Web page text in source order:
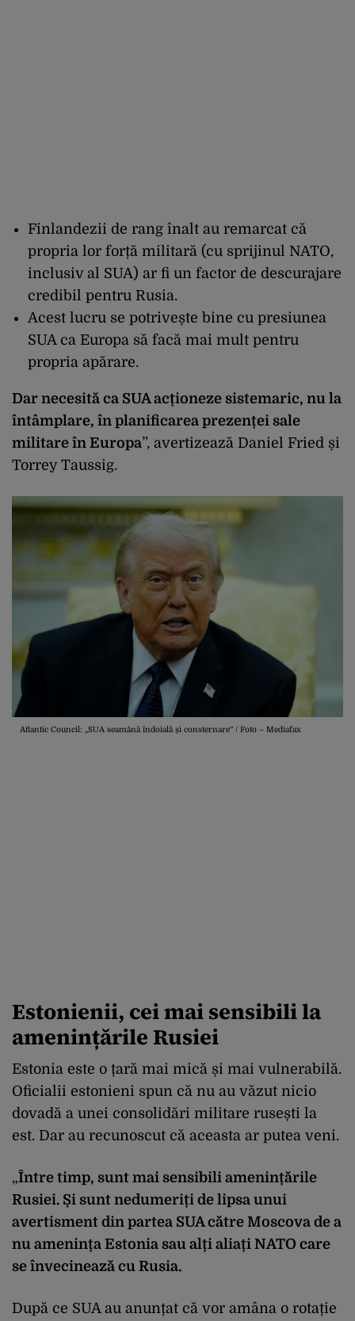
Finlandezii de rang înalt au remarcat că
propria lor forță militară (cu sprijinul NATO,
inclusiv al SUA) ar fi un factor de descurajare
credibil pentru Rusia.
Acest lucru se potrivește bine cu presiunea
SUA ca Europa să facă mai mult pentru
propria apărare.
Dar necesită ca SUA acționeze sistemaric, nu la
întâmplare, în planificarea prezenței sale
militare în Europa”, avertizează Daniel Fried și
Torrey Taussig.
Atlantic Council: „SUA seamănă îndoială și consternare” / Foto – Mediafax
Estonienii, cei mai sensibili la
amenințările Rusiei
Estonia este o țară mai mică și mai vulnerabilă.
Oficialii estonieni spun că nu au văzut nicio
dovadă a unei consolidări militare rusești la
est. Dar au recunoscut că aceasta ar putea veni.
„Între timp, sunt mai sensibili amenințările
Rusiei. Și sunt nedumeriți de lipsa unui
avertisment din partea SUA către Moscova de a
nu amenința Estonia sau alți aliați NATO care
se învecinează cu Rusia.
După ce SUA au anunțat că vor amâna o rotație